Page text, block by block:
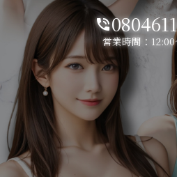
phone_in_talk
営業時間：